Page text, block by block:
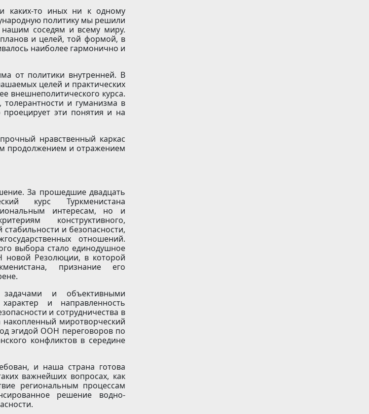
каких-то иных ни к одному
политику мы решили
нашим соседям и всему миру.
и целей, той формой, в
наиболее гармонично и
от политики внутренней. В
целей и практических
внешнеполитического курса.
и гуманизма в
проецирует эти понятия и на
нравственный каркас
продолжением и отражением
За прошедшие двадцать
курс Туркменистана
интересам, но и
конструктивного,
и безопасности,
отношений.
выбора стало единодушное
новой Резолюции, в которой
признание его
задачами и объективными
и направленность
и сотрудничества в
миротворческий
эгидой ООН переговоров по
конфликтов в середине
и наша страна готова
важнейших вопросах, как
региональным процессам
решение водно-